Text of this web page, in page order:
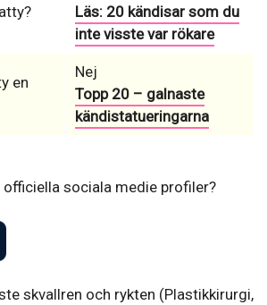
Läs: 20 kändisar som du
inte visste var rökare
en
Nej
Topp 20 – galnaste
kändistatueringarna
officiella sociala medie profiler?
skvallren och rykten (Plastikkirurgi,